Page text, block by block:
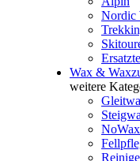
Nordic
Wax &
weitere